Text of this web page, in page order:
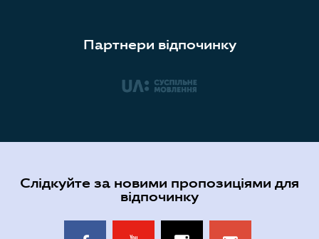
Партнери відпочинку
Слідкуйте за новими пропозиціями для
відпочинку